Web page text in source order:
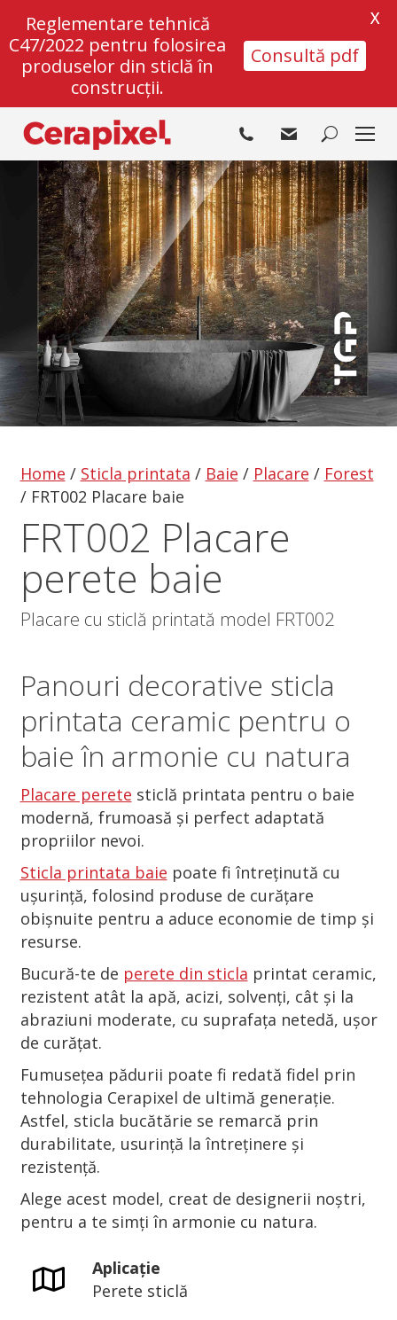
Search:
Home / Sticla printata / Baie / Placare / Forest
/ FRT002 Placare baie
FRT002 Placare
perete baie
Placare cu sticlă printată model FRT002
Panouri decorative sticla
printata ceramic pentru o
baie în armonie cu natura
Placare perete sticlă printata pentru o baie
modernă, frumoasă și perfect adaptată
propriilor nevoi.
Sticla printata baie poate fi întreținută cu
ușurință, folosind produse de curățare
obișnuite pentru a aduce economie de timp și
resurse.
Bucură-te de perete din sticla printat ceramic,
rezistent atât la apă, acizi, solvenți, cât și la
abraziuni moderate, cu suprafața netedă, ușor
de curățat.
Fumusețea pădurii poate fi redată fidel prin
tehnologia Cerapixel de ultimă generație.
Astfel, sticla bucătărie se remarcă prin
durabilitate, usurință la întreținere și
rezistență.
Alege acest model, creat de designerii noștri,
pentru a te simți în armonie cu natura.
Aplicație
Perete sticlă
Reglementare tehnică
C47/2022 pentru folosirea
produselor din sticlă în
construcții.
Consultă pdf
X